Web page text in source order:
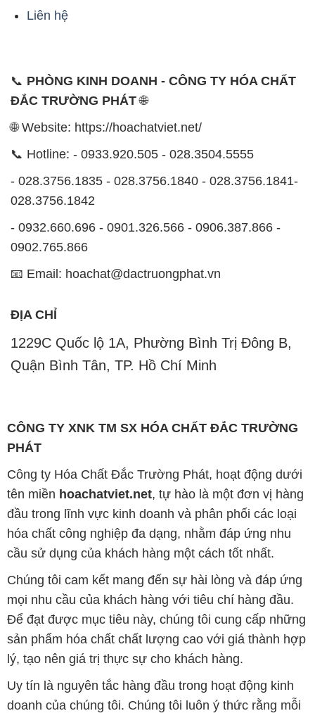
Liên hệ
📞 PHÒNG KINH DOANH - CÔNG TY HÓA CHẤT
ĐẮC TRƯỜNG PHÁT🌐
🌐 Website: https://hoachatviet.net/
📞 Hotline: - 0933.920.505 - 028.3504.5555
- 028.3756.1835 - 028.3756.1840 - 028.3756.1841-
028.3756.1842
- 0932.660.696 - 0901.326.566 - 0906.387.866 -
0902.765.866
📧 Email: hoachat@dactruongphat.vn
ĐỊA CHỈ
1229C Quốc lộ 1A, Phường Bình Trị Đông B,
Quận Bình Tân, TP. Hồ Chí Minh
CÔNG TY XNK TM SX HÓA CHẤT ĐẮC TRƯỜNG
PHÁT
Công ty Hóa Chất Đắc Trường Phát, hoạt động dưới
tên miền hoachatviet.net, tự hào là một đơn vị hàng
đầu trong lĩnh vực kinh doanh và phân phối các loại
hóa chất công nghiệp đa dạng, nhằm đáp ứng nhu
cầu sử dụng của khách hàng một cách tốt nhất.
Chúng tôi cam kết mang đến sự hài lòng và đáp ứng
mọi nhu cầu của khách hàng với tiêu chí hàng đầu.
Để đạt được mục tiêu này, chúng tôi cung cấp những
sản phẩm hóa chất chất lượng cao với giá thành hợp
lý, tạo nên giá trị thực sự cho khách hàng.
Uy tín là nguyên tắc hàng đầu trong hoạt động kinh
doanh của chúng tôi. Chúng tôi luôn ý thức rằng mỗi